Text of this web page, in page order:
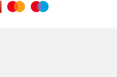
Click & Collect